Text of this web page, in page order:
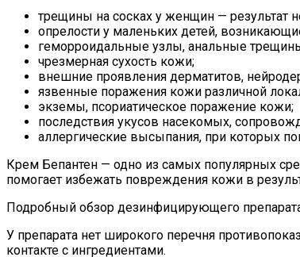
трещины на сосках у женщин — результат
опрелости у маленьких детей,
геморроидальные узлы, анальные
чрезмерная сухость кожи;
внешние проявления дерматитов,
язвенные поражения кожи различной
экземы, псориатическое поражение кожи;
последствия укусов насекомых,
аллергические высыпания, при которых
Крем Бепантен — одно из самых популярных
помогает избежать повреждения кожи в
Подробный обзор дезинфицирующего
У препарата нет широкого перечня
контакте с ингредиентами.